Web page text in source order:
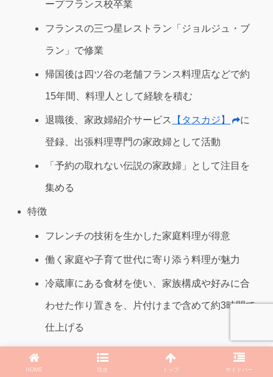
ープフランス校卒業
フランスの三つ星レストラン「ジョルジュ・ブ
ラン」で修業
帰国後は四ツ谷の老舗フランス料理店などで約
15年間、料理人として経験を積む
退職後、家政婦紹介サービス 【タスカジ】 に
登録、出張料理専門の家政婦として活動
「予約の取れない伝説の家政婦」として注目を
集める
特徴
フレンチの技術を生かした家庭料理が得意
働く家庭や子育て世代に寄り添う料理が魅力
冷蔵庫にある食材を使い、家族構成や好みに合
わせた作り置きを、片付けまで含めて約3時間で
仕上げる
その他
HOME 目次 トップ サイドバー